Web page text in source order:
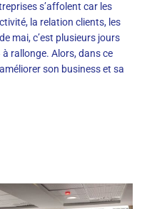
s’affolent car les
la relation clients, les
mai, c’est plusieurs jours
rallonge. Alors, dans ce
son business et sa